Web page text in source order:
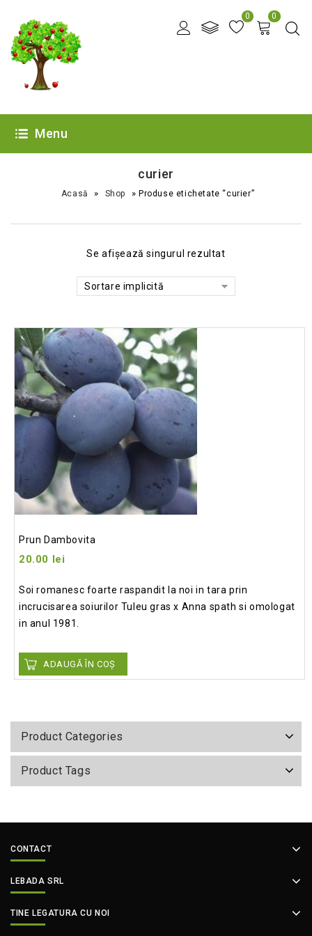
0 0
Menu
curier
Acasă » Shop » Produse etichetate “curier”
Se afișează singurul rezultat
Sortare implicită
Prun Dambovita
20.00 lei
Soi romanesc foarte raspandit la noi in tara prin
incrucisarea soiurilor Tuleu gras x Anna spath si omologat
in anul 1981.
ADAUGĂ ÎN COȘ
Product Categories
Product Tags
CONTACT
LEBADA SRL
TINE LEGATURA CU NOI